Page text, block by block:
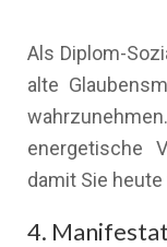
Als Diplom-
alte
energetische
damit Sie
4.